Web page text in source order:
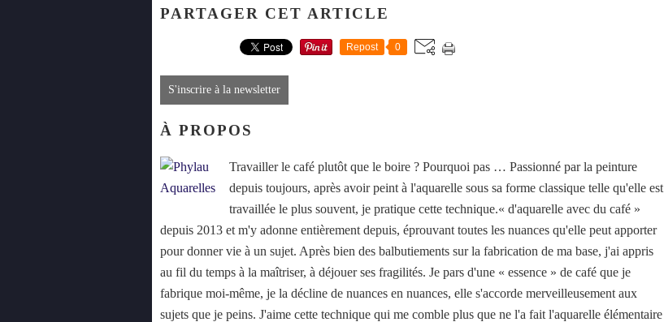
PARTAGER CET ARTICLE
Repost 0
S'inscrire à la newsletter
À PROPOS
Travailler le café plutôt que le boire ? Pourquoi pas … Passionné par la peinture
depuis toujours, après avoir peint à l'aquarelle sous sa forme classique telle qu'elle est
travaillée le plus souvent, je pratique cette technique.« d'aquarelle avec du café »
depuis 2013 et m'y adonne entièrement depuis, éprouvant toutes les nuances qu'elle peut apporter
pour donner vie à un sujet. Après bien des balbutiements sur la fabrication de ma base, j'ai appris
au fil du temps à la maîtriser, à déjouer ses fragilités. Je pars d'une « essence » de café que je
fabrique moi-même, je la décline de nuances en nuances, elle s'accorde merveilleusement aux
sujets que je peins. J'aime cette technique qui me comble plus que ne l'a fait l'aquarelle élémentaire